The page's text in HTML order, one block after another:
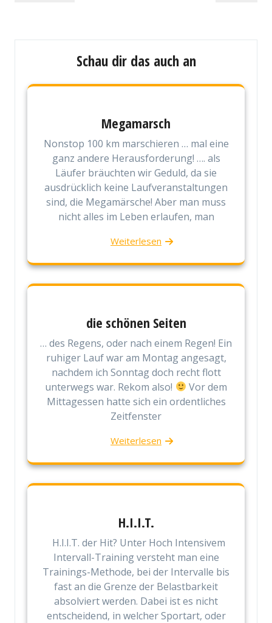
Schau dir das auch an
Megamarsch
Nonstop 100 km marschieren … mal eine
ganz andere Herausforderung! …. als
Läufer bräuchten wir Geduld, da sie
ausdrücklich keine Laufveranstaltungen
sind, die Megamärsche! Aber man muss
nicht alles im Leben erlaufen, man
Weiterlesen
die schönen Seiten
… des Regens, oder nach einem Regen! Ein
ruhiger Lauf war am Montag angesagt,
nachdem ich Sonntag doch recht flott
unterwegs war. Rekom also!
Vor dem
Mittagessen hatte sich ein ordentliches
Zeitfenster
Weiterlesen
H.I.I.T.
H.I.I.T. der Hit? Unter Hoch Intensivem
Intervall-Training versteht man eine
Trainings-Methode, bei der Intervalle bis
fast an die Grenze der Belastbarkeit
absolviert werden. Dabei ist es nicht
entscheidend, in welcher Sportart, oder